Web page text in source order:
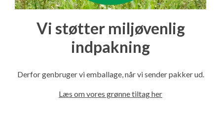
Vi støtter miljøvenlig
indpakning
Derfor genbruger vi emballage, når vi sender pakker ud.
Læs om vores grønne tiltag her